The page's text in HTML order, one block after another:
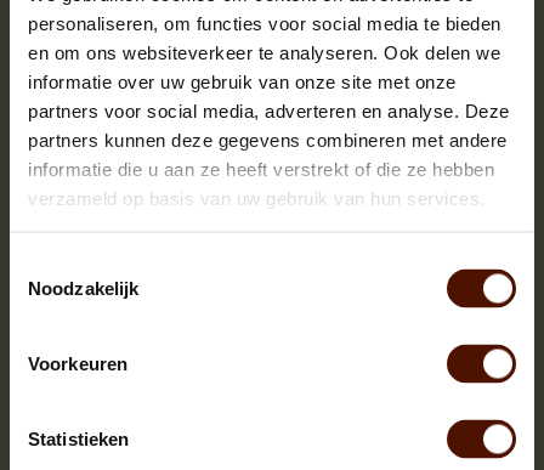
personaliseren, om functies voor social media te bieden
en om ons websiteverkeer te analyseren. Ook delen we
informatie over uw gebruik van onze site met onze
partners voor social media, adverteren en analyse. Deze
partners kunnen deze gegevens combineren met andere
informatie die u aan ze heeft verstrekt of die ze hebben
verzameld op basis van uw gebruik van hun services.
Noodzakelijk
Voorkeuren
Statistieken
Netzakken | 60 of 90 stuks | bloklengte ca.25 cm.